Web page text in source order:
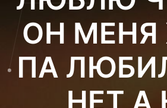
ОН МЕНЯ
ПА